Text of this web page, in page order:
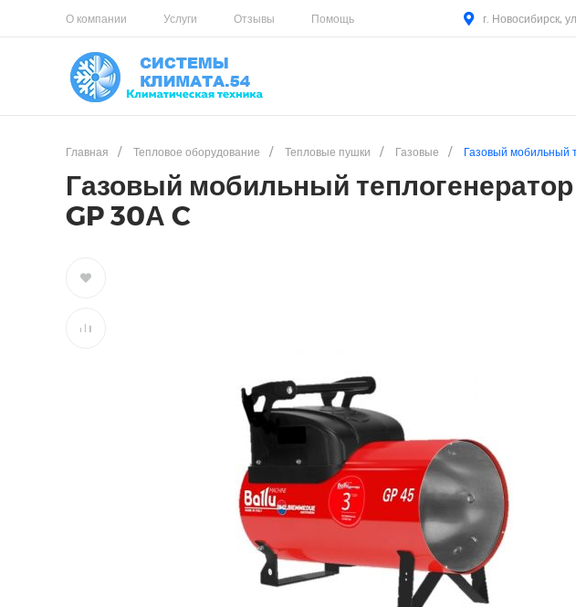
О компании Услуги Отзывы Помощь г. Новосибирск,
Главная / Тепловое оборудование / Тепловые пушки / Газовые / Газовый мобильный
Газовый мобильный
GP 30А C